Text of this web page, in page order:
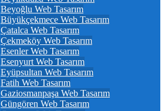
Beyoğlu Web Tasarım
Büyükçekmece Web Tasarım
Çatalca Web Tasarım
Çekmeköy Web Tasarım
Esenler Web Tasarım
Esenyurt Web Tasarım
Eyüpsultan Web Tasarım
Fatih Web Tasarım
Gaziosmanpaşa Web Tasarım
Güngören Web Tasarım